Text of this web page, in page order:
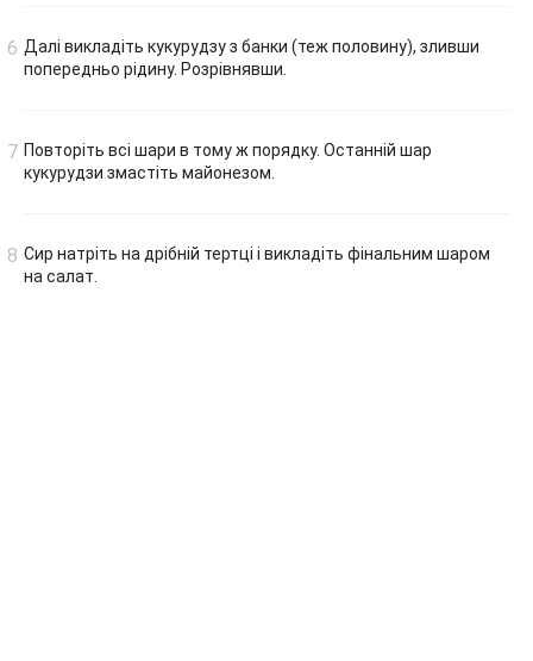
Далі викладіть кукурудзу з банки (теж половину), зливши
попередньо рідину. Розрівнявши.
Повторіть всі шари в тому ж порядку. Останній шар
кукурудзи змастіть майонезом.
Сир натріть на дрібній тертці і викладіть фінальним шаром
на салат.